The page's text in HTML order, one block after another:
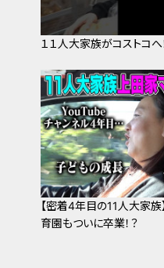
１１人大家族がコストコへ
【密着4年目の11人大家
育園もついに卒業！？